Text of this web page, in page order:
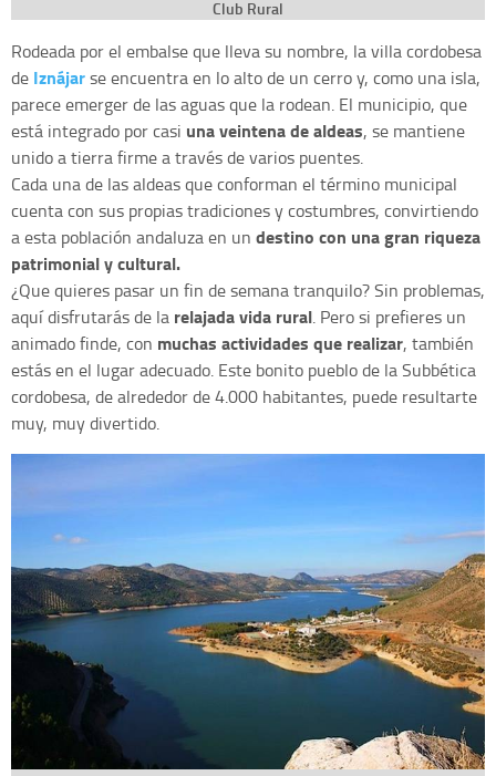
Club Rural
Rodeada por el embalse que lleva su nombre, la villa cordobesa
de Iznájarse encuentra en lo alto de un cerro y, como una isla,
parece emerger de las aguas que la rodean. El municipio, que
está integrado por casi una veintena de aldeas, se mantiene
unido a tierra firme a través de varios puentes.
Cada una de las aldeas que conforman el término municipal
cuenta con sus propias tradiciones y costumbres, convirtiendo
a esta población andaluza en un destino con una gran riqueza
patrimonial y cultural.
¿Que quieres pasar un fin de semana tranquilo? Sin problemas,
aquí disfrutarás de la relajada vida rural. Pero si prefieres un
animado finde, con muchas actividades que realizar, también
estás en el lugar adecuado. Este bonito pueblo de la Subbética
cordobesa, de alrededor de 4.000 habitantes, puede resultarte
muy, muy divertido.